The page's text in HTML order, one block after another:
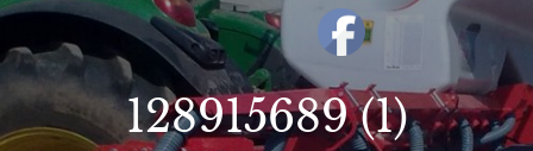
128915689 (1)